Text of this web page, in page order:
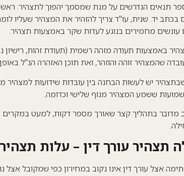
תנאים הנדרשים על מנת שמסמך יהפוך לתצהיר:
בכתב יד. שנית, עו"ד צריך להזהיר את המצהיר שעליו
עונשים מחמירים בנוגע לעדות שקר באמצעות תצהיר.
באמצעות תעודה מזהה רשמית (תעודת זהות, רישיון
שהמצהיר זוהה והוזהר, ואת תוכן האזהרה הנ"ל באופן
יש לעשות הבחנה בין עובדות שידועות למצהיר
ששמע המצהיר מגוף שלישי וכדומה.
מדובר בתהליך קצר שאורך מספר דקות, למעט
תצהיר עורך דין – עלות
אצל עורך דין אינו נקוב במחירון כפי שמקובל אצל